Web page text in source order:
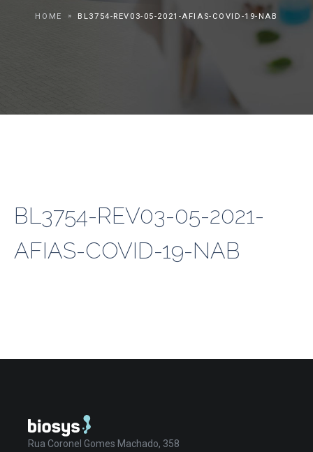
HOME BL3754-REV03-05-2021-AFIAS-COVID-19-NAB
BL3754-REV03-05-2021-
AFIAS-COVID-19-NAB
Rua Coronel Gomes Machado, 358